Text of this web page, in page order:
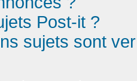
Post-it ?
sujets sont